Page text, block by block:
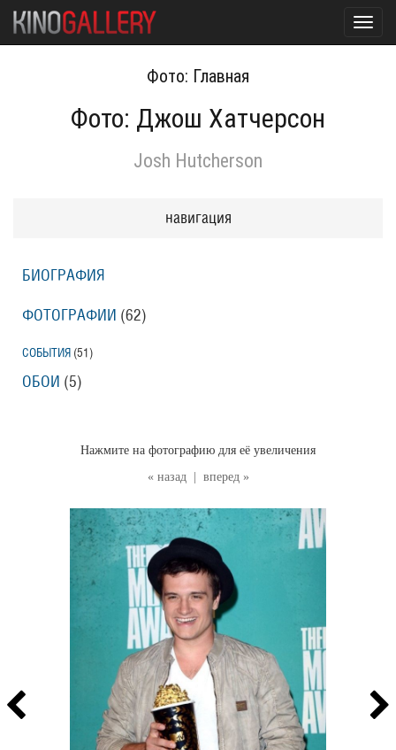
Фото: Главная
Фото: Джош Хатчерсон
Josh Hutcherson
« назад вперед »
Нажмите на фотографию для её увеличения
навигация
БИОГРАФИЯ
ФОТОГРАФИИ (62)
СОБЫТИЯ (51 )
ОБОИ (5)